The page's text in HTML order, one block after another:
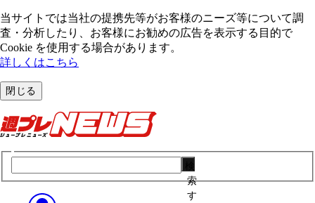
当サイトでは当社の提携先等がお客様のニーズ等について調
査・分析したり、お客様にお勧めの広告を表⽰する⽬的で
Cookie を使⽤する場合があります。
詳しくはこちら
閉じる
索
す